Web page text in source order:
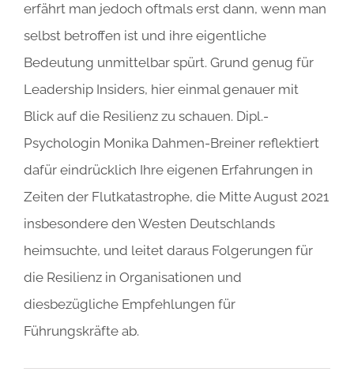
erfährt man jedoch oftmals erst dann, wenn man
selbst betroffen ist und ihre eigentliche
Bedeutung unmittelbar spürt. Grund genug für
Leadership Insiders, hier einmal genauer mit
Blick auf die Resilienz zu schauen. Dipl.-
Psychologin Monika Dahmen-Breiner reflektiert
dafür eindrücklich Ihre eigenen Erfahrungen in
Zeiten der Flutkatastrophe, die Mitte August 2021
insbesondere den Westen Deutschlands
heimsuchte, und leitet daraus Folgerungen für
die Resilienz in Organisationen und
diesbezügliche Empfehlungen für
Führungskräfte ab.